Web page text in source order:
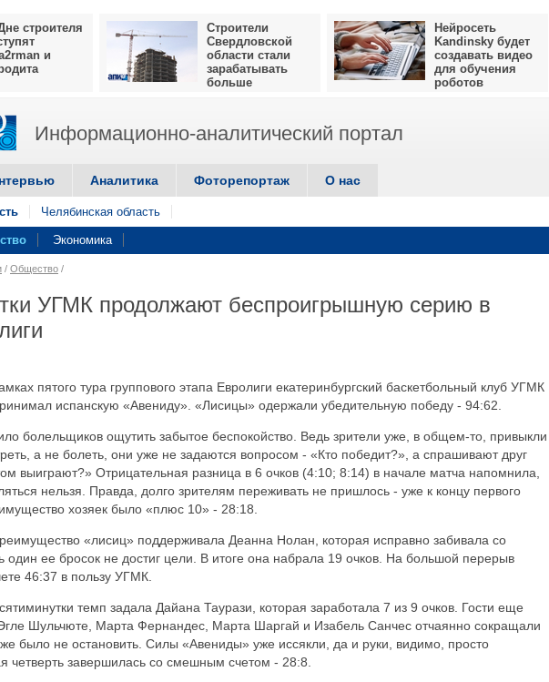
строителя
и
Строители
Свердловской
области стали
зарабатывать
больше
Нейросеть
Kandinsky будет
создавать видео
для обучения
роботов
Информационно-аналитический портал
Аналитика Фоторепортаж О нас
Челябинская область
Экономика
/ Общество /
УГМК продолжают беспроигрышную серию в
пятого тура группового этапа Евролиги екатеринбургский баскетбольный клуб УГМК
испанскую «Авениду». «Лисицы» одержали убедительную победу - 94:62.
болельщиков ощутить забытое беспокойство. Ведь зрители уже, в общем-то, привыкли
а не болеть, они уже не задаются вопросом - «Кто победит?», а спрашивают друг
выиграют?» Отрицательная разница в 6 очков (4:10; 8:14) в начале матча напомнила,
нельзя. Правда, долго зрителям переживать не пришлось - уже к концу первого
хозяек было «плюс 10» - 28:18.
«лисиц» поддерживала Деанна Нолан, которая исправно забивала со
ее бросок не достиг цели. В итоге она набрала 19 очков. На большой перерыв
46:37 в пользу УГМК.
темп задала Дайана Таурази, которая заработала 7 из 9 очков. Гости еще
Шульчюте, Марта Фернандес, Марта Шаргай и Изабель Санчес отчаянно сокращали
было не остановить. Силы «Авениды» уже иссякли, да и руки, видимо, просто
четверть завершилась со смешным счетом - 28:8.